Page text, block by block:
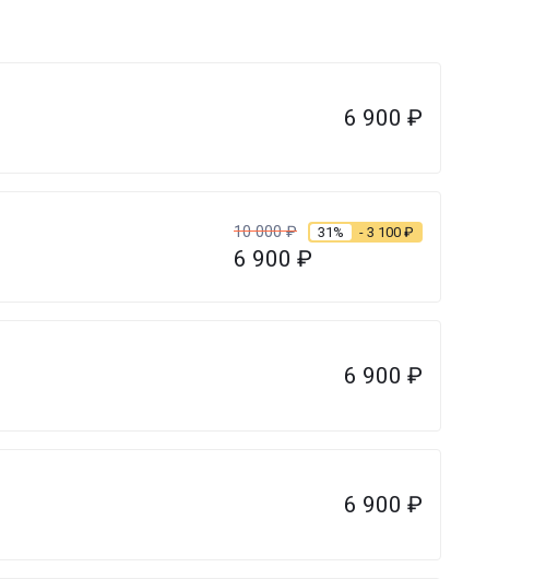
6 900 ₽
10 000₽ 31% - 3 100 ₽
6 900 ₽
6 900 ₽
6 900 ₽